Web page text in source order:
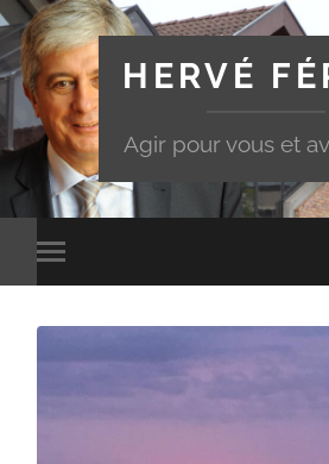
HERVÉ
Agir pour vous et
Toggle
mobile